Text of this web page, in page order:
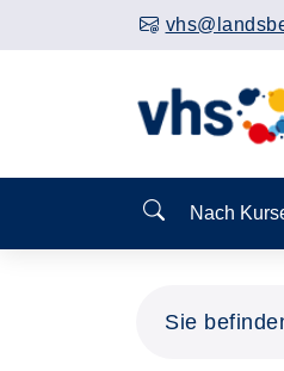
Nach Kursen
Sie